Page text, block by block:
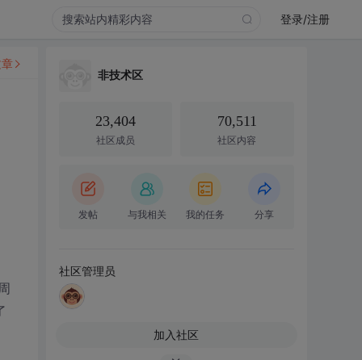
登录/注册
非技术区
23,404
社区成员
70,511
社区内容
发帖 与我相关 我的任务 分享
社区管理员
加入社区